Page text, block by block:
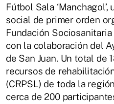
Fútbol Sala
social de primer orden
Fundación
con la colaboración del
de San Juan. Un total de
recursos de
(CRPSL) de toda la
cerca de 200